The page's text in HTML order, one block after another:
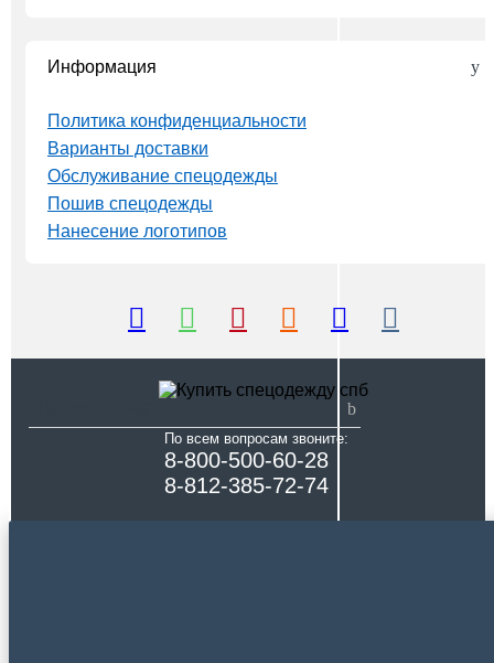
Информация
Политика конфиденциальности
Варианты доставки
Обслуживание спецодежды
Пошив спецодежды
Нанесение логотипов
По всем вопросам звоните:
8-800-500-60-28
8-812-385-72-74